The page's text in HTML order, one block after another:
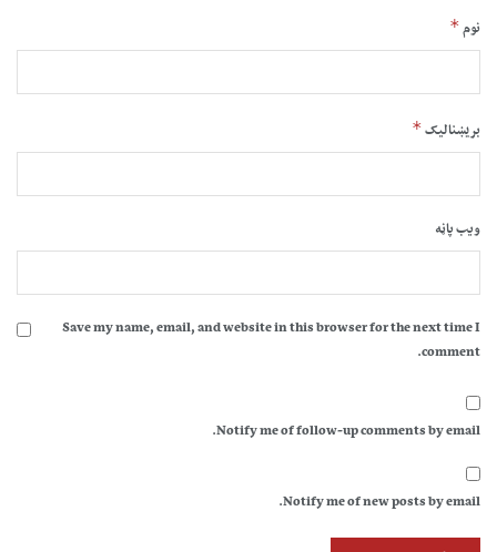
نوم*
بریښنالیک*
ویب پاڼه
Save my name, email, and website in this browser for the next time I
comment.
Notify me of follow-up comments by email.
Notify me of new posts by email.